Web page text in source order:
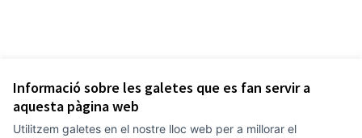
Informació sobre les galetes que es fan servir a
aquesta pàgina web
Utilitzem galetes en el nostre lloc web per a millorar el